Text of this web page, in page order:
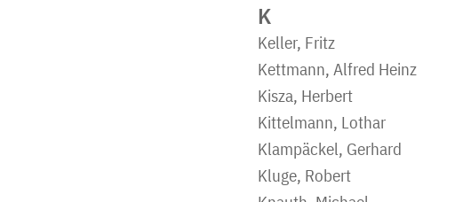
K
Keller, Fritz
Kettmann, Alfred Heinz
Kisza, Herbert
Kittelmann, Lothar
Klampäckel, Gerhard
Kluge, Robert